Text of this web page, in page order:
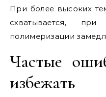
При более высоких
схватывается,
полимеризации
Частые
избежать